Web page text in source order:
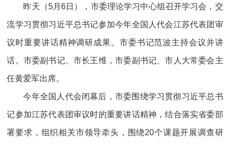
昨天（5月6日），市委理论学习中心组召开学习会，交
流学习贯彻习近平总书记参加今年全国人代会江苏代表团审
议时重要讲话精神调研成果。市委书记范波主持会议并讲
话。市委副书记、市长王维，市委副书记、市人大常委会主
任黄爱军出席。
今年全国人代会闭幕后，市委围绕学习贯彻习近平总书
记参加江苏代表团审议时的重要讲话精神，结合落实省委部
署要求，组织相关市领导牵头，围绕20个课题开展调查研